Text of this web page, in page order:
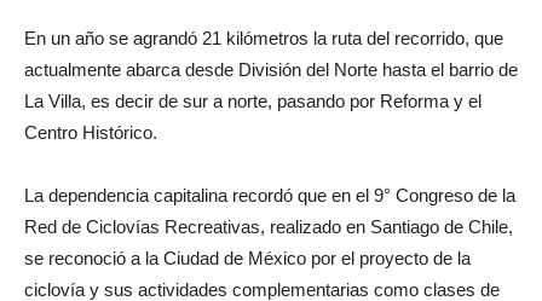
En un año se agrandó 21 kilómetros la ruta del recorrido, que
actualmente abarca desde División del Norte hasta el barrio de
La Villa, es decir de sur a norte, pasando por Reforma y el
Centro Histórico.
La dependencia capitalina recordó que en el 9° Congreso de la
Red de Ciclovías Recreativas, realizado en Santiago de Chile,
se reconoció a la Ciudad de México por el proyecto de la
ciclovía y sus actividades complementarias como clases de